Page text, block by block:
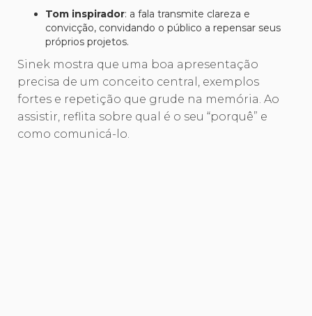
Tom inspirador: a fala transmite clareza e
convicção, convidando o público a repensar seus
próprios projetos.
Sinek mostra que uma boa apresentação
precisa de um conceito central, exemplos
fortes e repetição que grude na memória. Ao
assistir, reflita sobre qual é o seu “porquê” e
como comunicá-lo.